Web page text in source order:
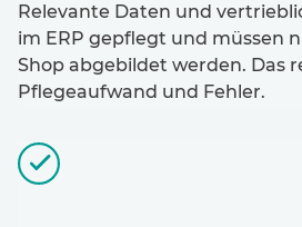
Relevante Daten und
im ERP gepflegt und müssen
Shop abgebildet werden. Das
Pflegeaufwand und Fehler.